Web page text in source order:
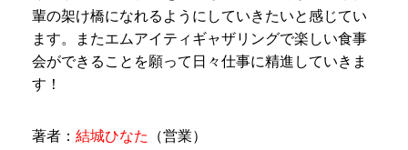
輩の架け橋になれるようにしていきたいと感じてい
ます。またエムアイティギャザリングで楽しい食事
会ができることを願って日々仕事に精進していきま
す！
著者： 結城ひなた （営業）